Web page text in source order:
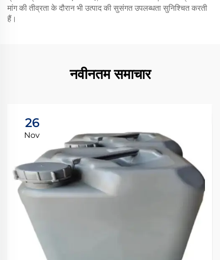
मांग की तीव्रता के दौरान भी उत्पाद की सुसंगत उपलब्धता सुनिश्चित करती
हैं।
नवीनतम समाचार
26
Nov